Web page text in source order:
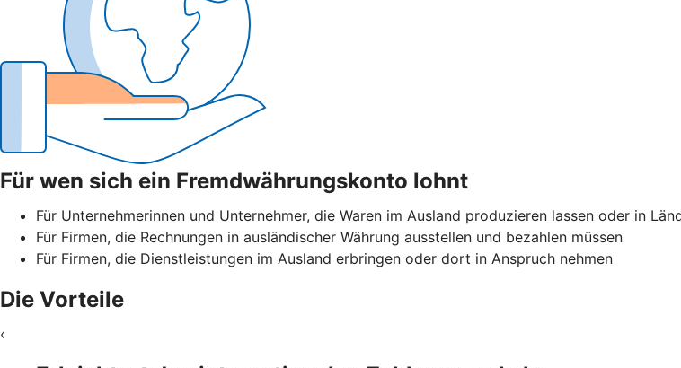
Für wen sich ein Fremdwährungskonto lohnt
Für Unternehmerinnen und Unternehmer, die Waren im Ausland produzieren lassen oder in
Für Firmen, die Rechnungen in ausländischer Währung ausstellen und bezahlen müssen
Für Firmen, die Dienstleistungen im Ausland erbringen oder dort in Anspruch nehmen
Die Vorteile
‹